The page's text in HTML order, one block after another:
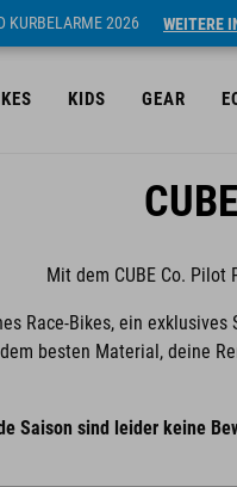
KURBELARME 2026 WEITERE
KIDS GEAR
Mit dem CUBE Co.
Race-Bikes, ein
besten Material, deine
Saison sind leider keine